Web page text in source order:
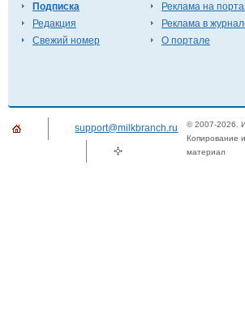
Подписка
Редакция
Свежий номер
Реклама на
Реклама в
О портале
support@milkbranch.ru © 2007-2026.
Копирование
материал